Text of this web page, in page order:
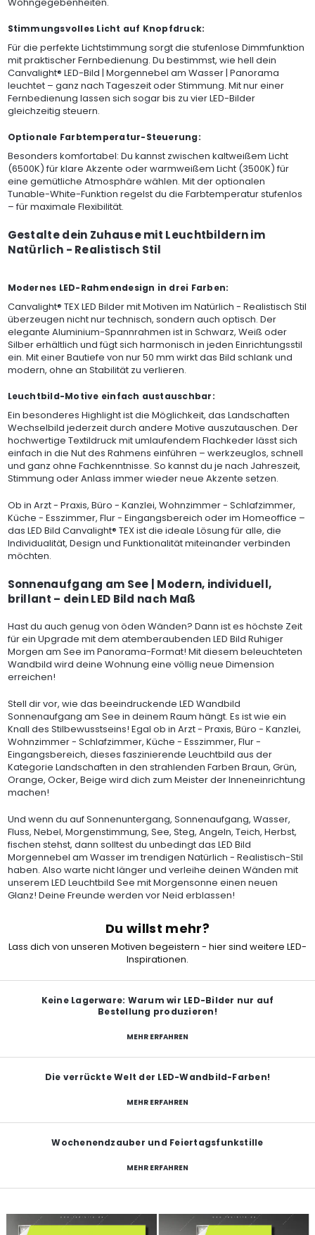
Stimmungsvolles Licht auf Knopfdruck:
Für die perfekte Lichtstimmung sorgt die stufenlose Dimmfunktion
mit praktischer Fernbedienung. Du bestimmst, wie hell dein
Canvalight® LED-Bild | Morgennebel am Wasser | Panorama
leuchtet – ganz nach Tageszeit oder Stimmung. Mit nur einer
Fernbedienung lassen sich sogar bis zu vier LED-Bilder
gleichzeitig steuern.
Optionale Farbtemperatur-Steuerung:
Besonders komfortabel: Du kannst zwischen kaltweißem Licht
(6500K) für klare Akzente oder warmweißem Licht (3500K) für
eine gemütliche Atmosphäre wählen. Mit der optionalen
Tunable-White-Funktion regelst du die Farbtemperatur stufenlos
– für maximale Flexibilität.
Gestalte dein Zuhause mit Leuchtbildern im
Natürlich - Realistisch Stil
Modernes LED-Rahmendesign in drei Farben:
Canvalight® TEX LED Bilder mit Motiven im Natürlich - Realistisch Stil
überzeugen nicht nur technisch, sondern auch optisch. Der
elegante Aluminium-Spannrahmen ist in Schwarz, Weiß oder
Silber erhältlich und fügt sich harmonisch in jeden Einrichtungsstil
ein. Mit einer Bautiefe von nur 50 mm wirkt das Bild schlank und
modern, ohne an Stabilität zu verlieren.
Leuchtbild-Motive einfach austauschbar:
Ein besonderes Highlight ist die Möglichkeit, das Landschaften
Wechselbild jederzeit durch andere Motive auszutauschen. Der
hochwertige Textildruck mit umlaufendem Flachkeder lässt sich
einfach in die Nut des Rahmens einführen – werkzeuglos, schnell
und ganz ohne Fachkenntnisse. So kannst du je nach Jahreszeit,
Stimmung oder Anlass immer wieder neue Akzente setzen.
Ob in Arzt - Praxis, Büro - Kanzlei, Wohnzimmer - Schlafzimmer,
Küche - Esszimmer, Flur - Eingangsbereich oder im Homeoffice –
das LED Bild Canvalight® TEX ist die ideale Lösung für alle, die
Individualität, Design und Funktionalität miteinander verbinden
möchten.
Sonnenaufgang am See | Modern, individuell,
brillant – dein LED Bild nach Maß
Hast du auch genug von öden Wänden? Dann ist es höchste Zeit
für ein Upgrade mit dem atemberaubenden LED Bild Ruhiger
Morgen am See im Panorama-Format! Mit diesem beleuchteten
Wandbild wird deine Wohnung eine völlig neue Dimension
erreichen!
Stell dir vor, wie das beeindruckende LED Wandbild
Sonnenaufgang am See in deinem Raum hängt. Es ist wie ein
Knall des Stilbewusstseins! Egal ob in Arzt - Praxis, Büro - Kanzlei,
Wohnzimmer - Schlafzimmer, Küche - Esszimmer, Flur -
Eingangsbereich, dieses faszinierende Leuchtbild aus der
Kategorie Landschaften in den strahlenden Farben Braun, Grün,
Orange, Ocker, Beige wird dich zum Meister der Inneneinrichtung
machen!
Und wenn du auf Sonnenuntergang, Sonnenaufgang, Wasser,
Fluss, Nebel, Morgenstimmung, See, Steg, Angeln, Teich, Herbst,
fischen stehst, dann solltest du unbedingt das LED Bild
Morgennebel am Wasser im trendigen Natürlich - Realistisch-Stil
haben. Also warte nicht länger und verleihe deinen Wänden mit
unserem LED Leuchtbild See mit Morgensonne einen neuen
Glanz! Deine Freunde werden vor Neid erblassen!
Du willst mehr?
Lass dich von unseren Motiven begeistern - hier sind weitere LED-
Inspirationen.
Keine Lagerware: Warum wir LED-Bilder nur auf
Bestellung produzieren!
MEHR ERFAHREN
Die verrückte Welt der LED-Wandbild-Farben!
MEHR ERFAHREN
Wochenendzauber und Feiertagsfunkstille
MEHR ERFAHREN